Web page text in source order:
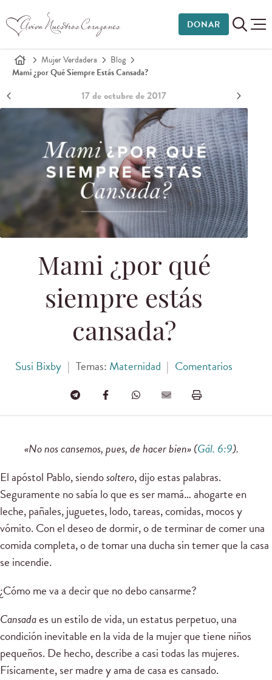
DONAR
Mujer Verdadera
Blog
Mami ¿por Qué Siempre Estás Cansada?
17 de octubre de 2017
Mami ¿por qué
siempre estás
cansada?
Susi Bixby | Temas: Maternidad | Comentarios
«No nos cansemos, pues, de hacer bien» (Gál. 6:9).
El apóstol Pablo, siendosoltero, dijo estas palabras.
Seguramente no sabía lo que es ser mamá… ahogarte en
leche, pañales, juguetes, lodo, tareas, comidas, mocos y
vómito. Con el deseo de dormir, o de terminar de comer una
comida completa, o de tomar una ducha sin temer que la casa
se incendie.
¿Cómo me va a decir que no debo cansarme?
Cansadaes un estilo de vida, un estatus perpetuo, una
condición inevitable en la vida de la mujer que tiene niños
pequeños. De hecho, describe a casi todas las mujeres.
Físicamente, ser madre y ama de casa es cansado.